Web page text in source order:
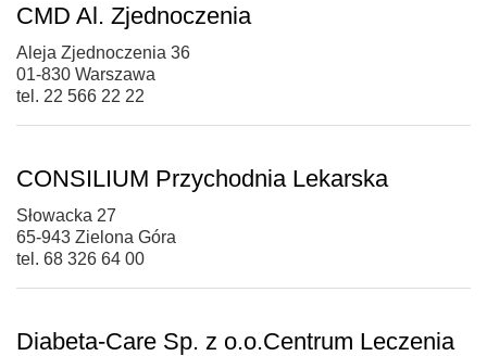
CMD Al. Zjednoczenia
Aleja Zjednoczenia 36
01-830 Warszawa
tel. 22 566 22 22
CONSILIUM Przychodnia Lekarska
Słowacka 27
65-943 Zielona Góra
tel. 68 326 64 00
Diabeta-Care Sp. z o.o.Centrum Leczenia